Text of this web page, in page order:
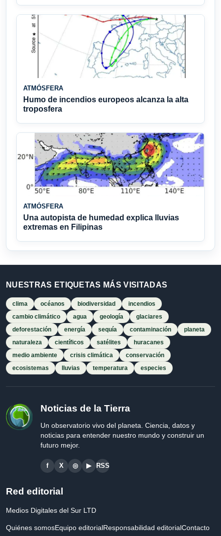
ATMÓSFERA
Humo de incendios europeos alcanza la alta
troposfera
ATMÓSFERA
Una autopista de humedad explica lluvias
extremas en Filipinas
NUESTRAS ETIQUETAS MÁS VISITADAS
clima océanos biodiversidad
incendios
cambio climático
agua geología
glaciares
deforestación
energía sequía contaminación
planeta
naturaleza
científicos satélites
huracanes
medio ambiente
crisis climática
conservación
ecosistemas
lluvias temperatura especies
Noticias de la Tierra
Un observatorio vivo del planeta. Ciencia, datos y
noticias para entender nuestro mundo y construir un
futuro mejor.
f X ◎ ▶ RSS
Red editorial
Medios Digitales del Sur LTD
Quiénes somosEquipo editorialResponsabilidad editorialContacto